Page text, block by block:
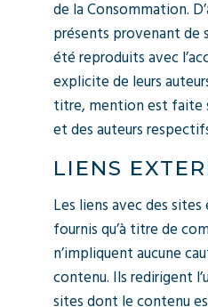
de la Consommation.
présents provenant de
été reproduits avec
explicite de leurs
titre, mention est faite
et des auteurs
LIENS
Les liens avec des
fournis qu’à titre de
n’impliquent aucune
contenu. Ils redirigent
sites dont le contenu